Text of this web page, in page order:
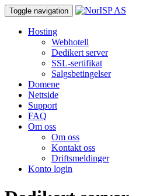
Toggle navigation
Hosting
Webhotell
Dedikert server
SSL-sertifikat
Salgsbetingelser
Domene
Nettside
Support
FAQ
Om oss
Om oss
Kontakt oss
Driftsmeldinger
Konto login